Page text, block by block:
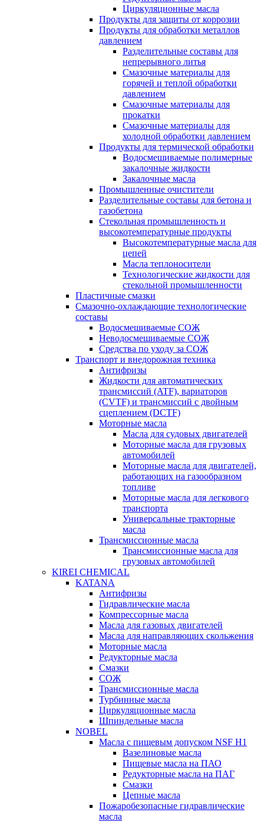
Циркуляционные масла
Продукты для защиты от коррозии
Продукты для обработки металлов
давлением
Разделительные составы для
непрерывного литья
Смазочные материалы для
горячей и теплой обработки
давлением
Смазочные материалы для
прокатки
Смазочные материалы для
холодной обработки давлением
Продукты для термической обработки
Водосмешиваемые полимерные
закалочные жидкости
Закалочные масла
Промышленные очистители
Разделительные составы для бетона и
газобетона
Стекольная промышленность и
высокотемпературные продукты
Высокотемпературные масла для
цепей
Масла теплоносители
Технологические жидкости для
стекольной промышленности
Пластичные смазки
Смазочно-охлаждающие технологические
составы
Водосмешиваемые СОЖ
Неводосмешиваемые СОЖ
Средства по уходу за СОЖ
Транспорт и внедорожная техника
Антифризы
Жидкости для автоматических
трансмиссий (ATF), вариаторов
(CVTF) и трансмиссий с двойным
сцеплением (DCTF)
Моторные масла
Масла для судовых двигателей
Моторные масла для грузовых
автомобилей
Моторные масла для двигателей,
работающих на газообразном
топливе
Моторные масла для легкового
транспорта
Универсальные тракторные
масла
Трансмиссионные масла
Трансмиссионные масла для
грузовых автомобилей
KIREI CHEMICAL
KATANA
Антифризы
Гидравлические масла
Компрессорные масла
Масла для газовых двигателей
Масла для направляющих скольжения
Моторные масла
Редукторные масла
Смазки
СОЖ
Трансмиссионные масла
Турбинные масла
Циркуляционные масла
Шпиндельные масла
NOBEL
Масла с пищевым допуском NSF H1
Вазелиновые масла
Пищевые масла на ПАО
Редукторные масла на ПАГ
Смазки
Цепные масла
Пожаробезопасные гидравлические
масла